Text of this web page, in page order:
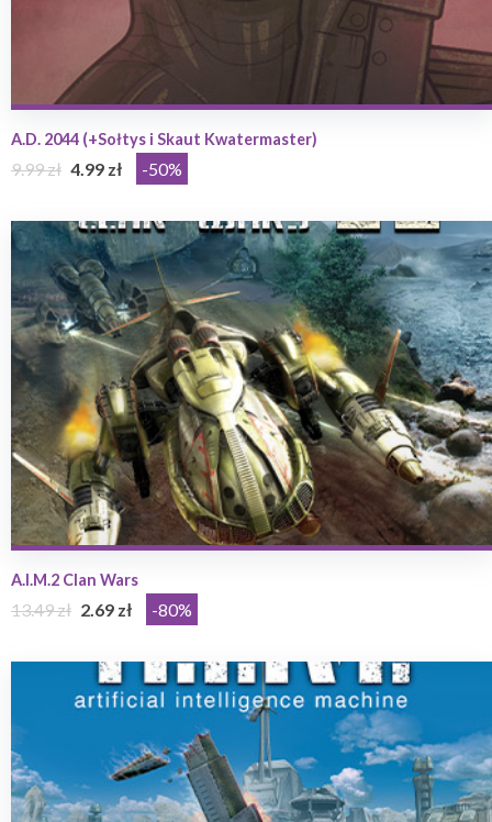
A.D. 2044 (+Sołtys i Skaut Kwatermaster)
9.99 zł 4.99 zł -50%
A.I.M.2 Clan Wars
13.49 zł 2.69 zł -80%